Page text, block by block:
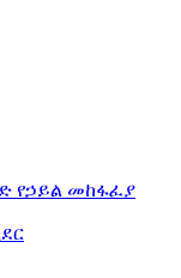
የኃይል መከፋፈያ